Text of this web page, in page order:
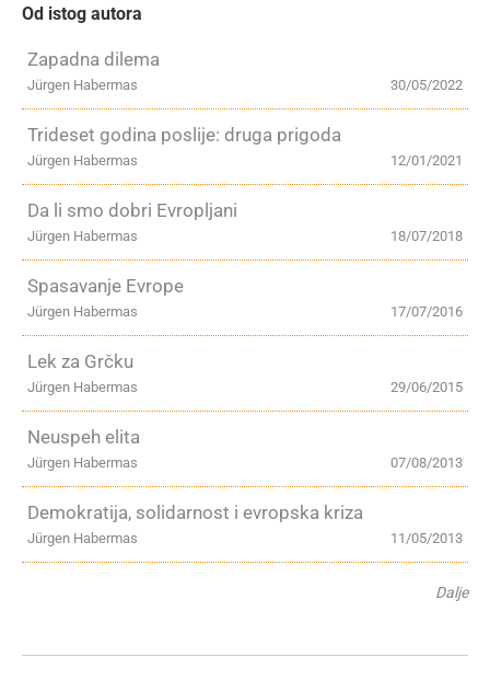
Od istog autora
Zapadna dilema
30/05/2022
Jürgen Habermas
Trideset godina poslije: druga prigoda
12/01/2021
Jürgen Habermas
Da li smo dobri Evropljani
18/07/2018
Jürgen Habermas
Spasavanje Evrope
17/07/2016
Jürgen Habermas
Lek za Grčku
29/06/2015
Jürgen Habermas
Neuspeh elita
07/08/2013
Jürgen Habermas
Demokratija, solidarnost i evropska kriza
11/05/2013
Jürgen Habermas
Dalje